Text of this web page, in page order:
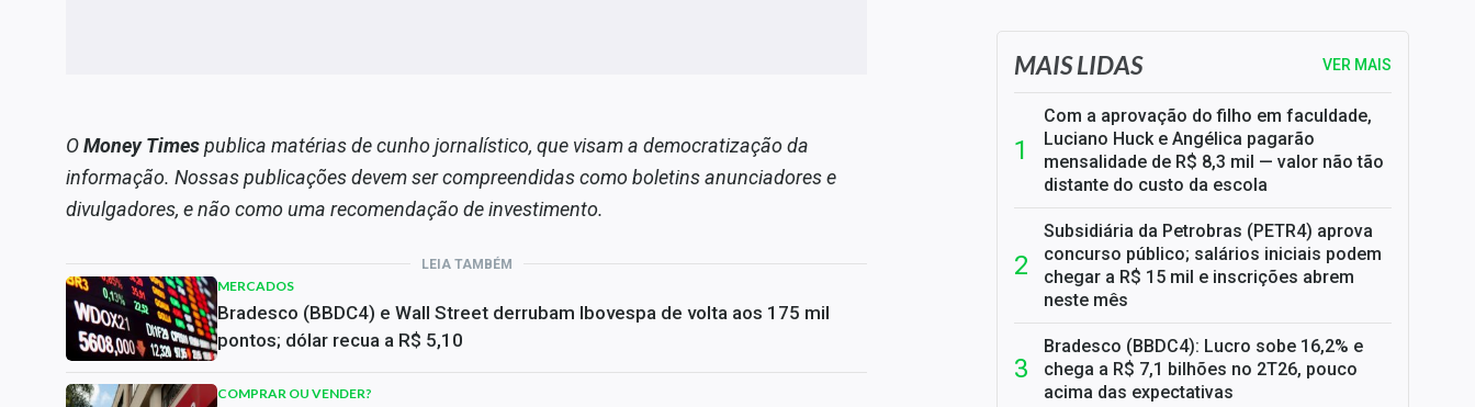
OMoney Timespublica matérias de cunho jornalístico, que visam a democratização da
informação. Nossas publicações devem ser compreendidas como boletins anunciadores e
divulgadores, e não como uma recomendação de investimento.
LEIA TAMBÉM
MERCADOS
Bradesco (BBDC4) e Wall Street derrubam Ibovespa de volta aos 175 mil
pontos; dólar recua a R$ 5,10
COMPRAR OU VENDER?
MAIS LIDAS VER MAIS
Com a aprovação do filho em faculdade,
Luciano Huck e Angélica pagarão
mensalidade de R$ 8,3 mil — valor não tão
distante do custo da escola
Subsidiária da Petrobras (PETR4) aprova
concurso público; salários iniciais podem
chegar a R$ 15 mil e inscrições abrem
neste mês
Bradesco (BBDC4): Lucro sobe 16,2% e
chega a R$ 7,1 bilhões no 2T26, pouco
acima das expectativas